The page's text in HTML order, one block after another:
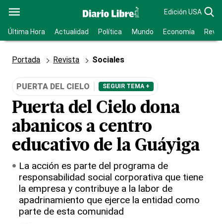
Edición USA
Última Hora Actualidad Política Mundo Economía
Portada Revista Sociales
PUERTA DEL CIELO SEGUIR TEMA +
Puerta del Cielo dona
abanicos a centro
educativo de la Guáyiga
La acción es parte del programa de
responsabilidad social corporativa que tiene
la empresa y contribuye a la labor de
apadrinamiento que ejerce la entidad como
parte de esta comunidad